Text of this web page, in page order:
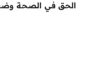
الحق في الصحة